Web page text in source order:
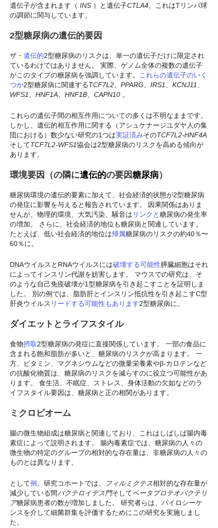
遺伝子が含まれます（ INS ）と遺伝子CTLA4、
これはTリンパ球
の調節に関与しています。
2型糖尿病の遺伝的要因
ザ・ 遺伝的2型糖尿病のリスクは、単一の遺伝子だけに限定され
ているわけではありません。 実際、ゲノム全体の複数の遺伝子
がこのタイプの糖尿病を強調しています。 これらの遺伝子のいく
つか2型糖尿病に関連するTCF7L2、PPARG、IRS1、KCNJ11、
WFS1、HNF1A、HNF1B、CAPN10 。
これらの遺伝子間の相互作用についての多くは不明なままです。
しかし、遺伝的相互作用に関する（アシュケナージユダヤ人の集
団における）数少ない研究の1つは実証済みそのTCF7L2-HNF4A
そしてTCF7L2-WFS1協会は2型糖尿病のリスクを高める傾向が
あります。
環境要因 （の隣に遺伝的の要因糖尿病）
糖尿病環境の遺伝的要素に加えて、社会経済的状態が2型糖尿病
の発症に影響を与えると報告されています。 因果関係はありま
せんが、物理的環境、大気汚染、騒音は リンク と糖尿病の発生率
の増加。 さらに、社会経済的地位も糖尿病と関連しています。
たとえば、低い社会経済的地位は帰属糖尿病のリスクの約40％〜
60％に。
DNAウイルスとRNAウイルスには破壊する可能性膵臓細胞はそれ
によってインスリン代謝を妨害します。 マウスでの研究は、そ
のような自己免疫破壊が1型糖尿病を引き起こすことを証明しま
した。 別の例では、脂肪肝とインスリン抵抗性を引き起こすC型
肝炎ウイルス リードする可能性もあります2型糖尿病に。
ダイエットとライフスタイル
食物摂取2型糖尿病の発症に直接関係しています。 一部の食品に
含まれる飽和脂肪が多いと、糖尿病のリスクが高まります。 一
方、ビタミン、マグネシウムなどの微量栄養素やβ-カロテンなど
の抗酸化物質は、糖尿病のリスクを減らすのに役立つ可能性があ
ります。 食生活、不眠症、ストレス、身体活動の欠如などのラ
イフスタイル要因は、糖尿病と正の相関があります。
ミクロビオーム
腸の微生物組成は糖尿病と関連しており、これはしばしば腸内毒
素症によって説明されます。 腸内毒素症では、糖尿病の人々の
微生物の特定のグループの相対的な存在量は、非糖尿病の人々の
ものとは異なります。
として例 、研究コホートでは、 フィルミクテス相対的な存在量が
減少している間バクテロイデス門そしてベータプロテオバクテリ
ア糖尿病患者の数が増加しました。 研究者らは、パイロシーケ
ンスを介して細菌群集を評価するためにこの研究を実施しまし
た。